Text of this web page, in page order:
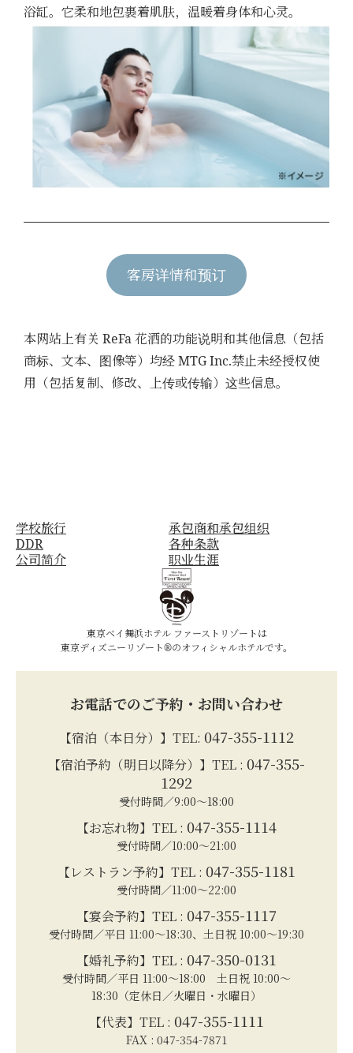
浴缸。它柔和地包裹着肌肤，温暖着身体和心灵。
客房详情和预订
本网站上有关 ReFa 花洒的功能说明和其他信息（包括
商标、文本、图像等）均经 MTG Inc.禁止未经授权使
用（包括复制、修改、上传或传输）这些信息。
学校旅行
承包商和承包组织
DDR
各种条款
公司简介
职业生涯
東京ベイ舞浜ホテル ファーストリゾートは
東京ディズニーリゾート®のオフィシャルホテルです。
お電話でのご予約・お問い合わせ
【宿泊（本日分）】TEL: 047-355-1112
【宿泊予約（明日以降分）】TEL : 047-355-
1292
受付時間／9:00～18:00
【お忘れ物】TEL : 047-355-1114
受付時間／10:00～21:00
【レストラン予約】TEL : 047-355-1181
受付時間／11:00～22:00
【宴会予約】TEL : 047-355-1117
受付時間／平日 11:00～18:30、土日祝 10:00～19:30
【婚礼予約】TEL : 047-350-0131
受付時間／平日 11:00～18:00 土日祝 10:00～
18:30（定休日／火曜日・水曜日）
【代表】TEL : 047-355-1111
FAX : 047-354-7871